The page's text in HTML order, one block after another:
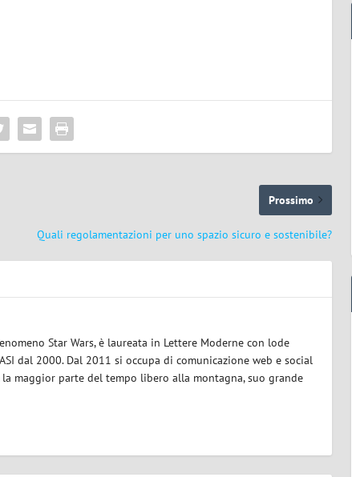
Prossimo
Quali regolamentazioni per uno spazio sicuro e sostenibile?
Star Wars, è laureata in Lettere Moderne con lode
dal 2000. Dal 2011 si occupa di comunicazione web e social
maggior parte del tempo libero alla montagna, suo grande